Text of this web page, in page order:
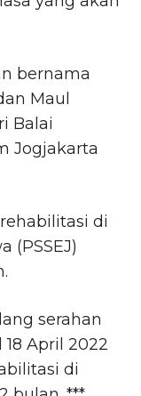
bernama
Maul
Balai
Jogjakarta
di
(PSSEJ)
serahan
April 2022
di